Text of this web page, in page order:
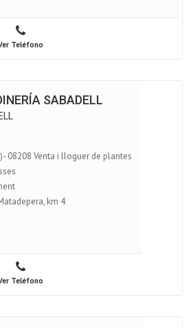
Teléfono
SABADELL
08208 Venta i lloguer de plantes
km 4
Teléfono